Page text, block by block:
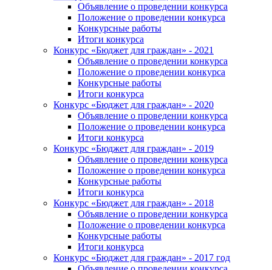
Объявление о проведении конкурса
Положение о проведении конкурса
Конкурсные работы
Итоги конкурса
Конкурс «Бюджет для граждан» - 2021
Объявление о проведении конкурса
Положение о проведении конкурса
Конкурсные работы
Итоги конкурса
Конкурс «Бюджет для граждан» - 2020
Объявление о проведении конкурса
Положение о проведении конкурса
Итоги конкурса
Конкурс «Бюджет для граждан» - 2019
Объявление о проведении конкурса
Положение о проведении конкурса
Конкурсные работы
Итоги конкурса
Конкурс «Бюджет для граждан» - 2018
Объявление о проведении конкурса
Положение о проведении конкурса
Конкурсные работы
Итоги конкурса
Конкурс «Бюджет для граждан» - 2017 год